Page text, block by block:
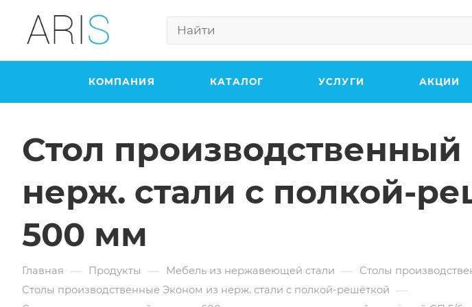
КОМПАНИЯ КАТАЛОГ УСЛУГИ АКЦИИ
Стол
нерж. стали с полкой-
500 мм
Главная — Продукты — Мебель из нержавеющей стали — Столы
Столы производственные Эконом из нерж. стали с полкой-решёткой —